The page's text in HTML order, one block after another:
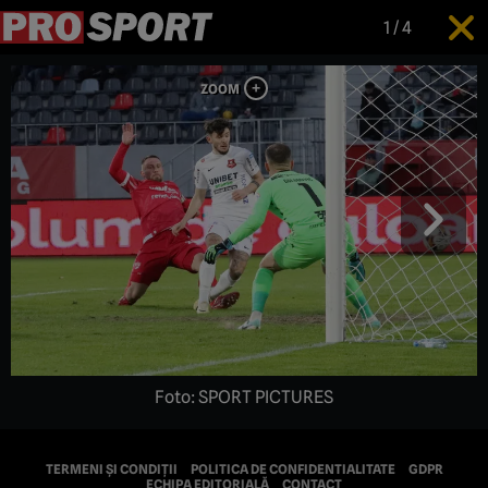
1 /4
Foto: SPORT PICTURES
TERMENI ȘI CONDIȚII POLITICA DE CONFIDENTIALITATE
GDPR
ECHIPA EDITORIALĂ
CONTACT